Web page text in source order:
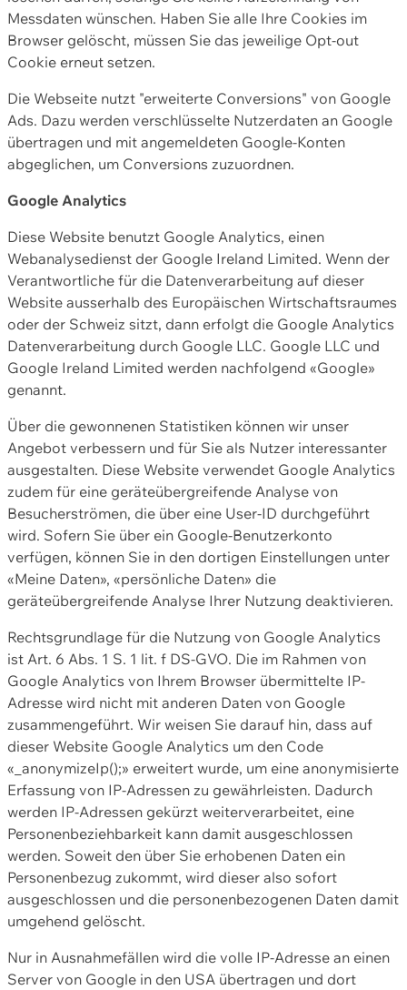
Messdaten wünschen. Haben Sie alle Ihre Cookies im
Browser gelöscht, müssen Sie das jeweilige Opt-out
Cookie erneut setzen.
Die Webseite nutzt "erweiterte Conversions" von Google
Ads. Dazu werden verschlüsselte Nutzerdaten an Google
übertragen und mit angemeldeten Google-Konten
abgeglichen, um Conversions zuzuordnen.
Google Analytics
Diese Website benutzt Google Analytics, einen
Webanalysedienst der Google Ireland Limited. Wenn der
Verantwortliche für die Datenverarbeitung auf dieser
Website ausserhalb des Europäischen Wirtschaftsraumes
oder der Schweiz sitzt, dann erfolgt die Google Analytics
Datenverarbeitung durch Google LLC. Google LLC und
Google Ireland Limited werden nachfolgend «Google»
genannt.
Über die gewonnenen Statistiken können wir unser
Angebot verbessern und für Sie als Nutzer interessanter
ausgestalten. Diese Website verwendet Google Analytics
zudem für eine geräteübergreifende Analyse von
Besucherströmen, die über eine User-ID durchgeführt
wird. Sofern Sie über ein Google-Benutzerkonto
verfügen, können Sie in den dortigen Einstellungen unter
«Meine Daten», «persönliche Daten» die
geräteübergreifende Analyse Ihrer Nutzung deaktivieren.
Rechtsgrundlage für die Nutzung von Google Analytics
ist Art. 6 Abs. 1 S. 1 lit. f DS-GVO. Die im Rahmen von
Google Analytics von Ihrem Browser übermittelte IP-
Adresse wird nicht mit anderen Daten von Google
zusammengeführt. Wir weisen Sie darauf hin, dass auf
dieser Website Google Analytics um den Code
«_anonymizeIp();» erweitert wurde, um eine anonymisierte
Erfassung von IP-Adressen zu gewährleisten. Dadurch
werden IP-Adressen gekürzt weiterverarbeitet, eine
Personenbeziehbarkeit kann damit ausgeschlossen
werden. Soweit den über Sie erhobenen Daten ein
Personenbezug zukommt, wird dieser also sofort
ausgeschlossen und die personenbezogenen Daten damit
umgehend gelöscht.
Nur in Ausnahmefällen wird die volle IP-Adresse an einen
Server von Google in den USA übertragen und dort